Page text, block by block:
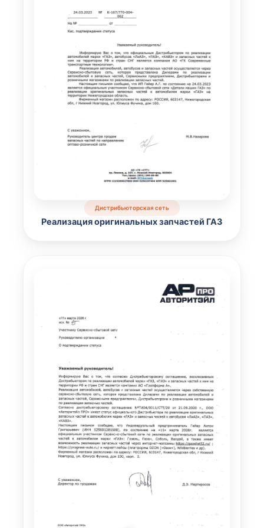
Дистрибьюторская сеть
Реализация оригинальных запчастей ГАЗ